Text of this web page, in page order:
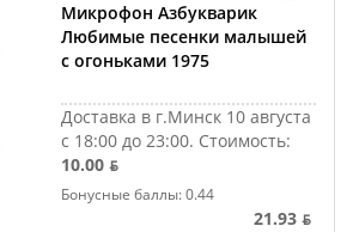
Микрофон Азбукварик
Любимые песенки малышей
с огоньками 1975
Доставка в г.Минск 10 августа
с 18:00 до 23:00. Стоимость:
10.00 ƃ
Бонусные баллы: 0.44
21.93 ƃ